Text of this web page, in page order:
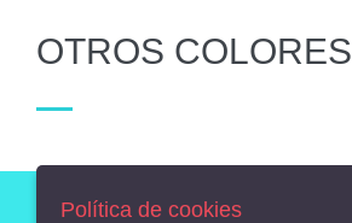
OTROS COLORES
Política de cookies